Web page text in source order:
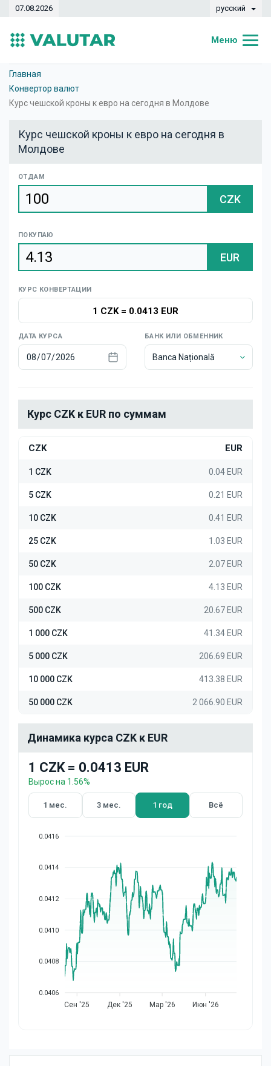
07.08.2026 русский
Меню
Курсы валют
Новости
Главная
Конвертор валют
Курс чешской кроны к евро на сегодня в Молдове
Курс чешской кроны к евро на сегодня в
Молдове
ОТДАМ
CZK
ПОКУПАЮ
EUR
КУРС КОНВЕРТАЦИИ
1 CZK= 0.0413 EUR
ДАТА КУРСА БАНК ИЛИ ОБМЕННИК
Banca Națională
Курс CZK к EUR по суммам
CZK EUR
1 CZK 0.04 EUR
5 CZK 0.21 EUR
10 CZK 0.41 EUR
25 CZK 1.03 EUR
50 CZK 2.07 EUR
100 CZK 4.13 EUR
500 CZK 20.67 EUR
1 000 CZK 41.34 EUR
5 000 CZK 206.69 EUR
10 000 CZK 413.38 EUR
50 000 CZK 2 066.90 EUR
Динамика курса CZK к EUR
1 CZK = 0.0413 EUR
Вырос на 1.56%
1 мес. 3 мес. 1 год Всё
0.0416
0.0414
0.0412
0.0410
0.0408
0.0406
Сен '25 Дек '25 Мар '26 Июн '26